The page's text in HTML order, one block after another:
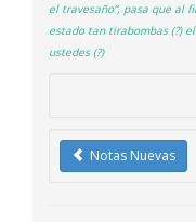
el travesaño”, pasa que al
estado tan tirabombas (?)
ustedes (?)
Notas Nuevas